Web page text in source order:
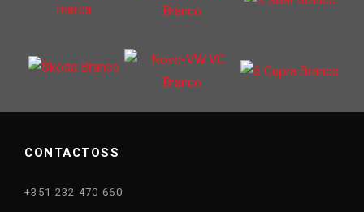
CONTACTOSS
+351 232 470 660